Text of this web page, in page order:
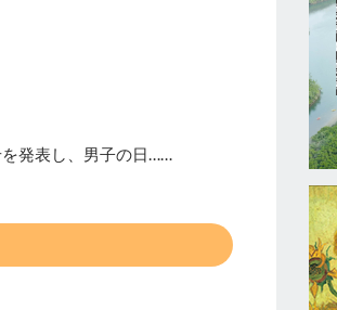
発表し、男子の日……